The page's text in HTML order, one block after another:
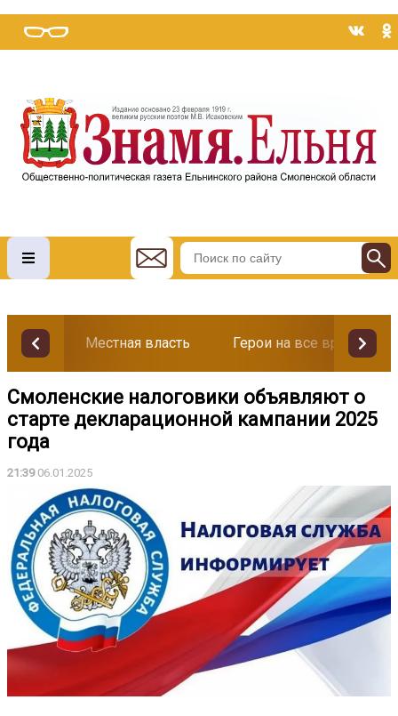
Местная власть Герои на все времена
Смоленские налоговики объявляют о
старте декларационной кампании 2025
года
21:3906.01.2025